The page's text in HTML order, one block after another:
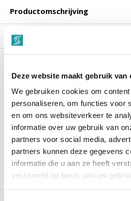
Deze website maakt gebruik van
We gebruiken cookies om
personaliseren, om functies voor
en om ons websiteverkeer te
informatie over uw gebruik van
partners voor social media,
partners kunnen deze gegevens
informatie die u aan ze heeft
verzameld op basis van uw
Productomschrijving
Reviews
Gerelateerde producten
Babyliss Pro FXONE All-
Metal BLACK Tondeuse